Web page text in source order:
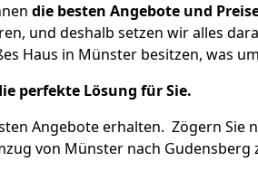
die besten Angebote und
und deshalb setzen wir alles
Haus in Münster besitzen, was
perfekte Lösung für Sie.
Angebote erhalten. Zögern Sie
von Münster nach Gudensberg